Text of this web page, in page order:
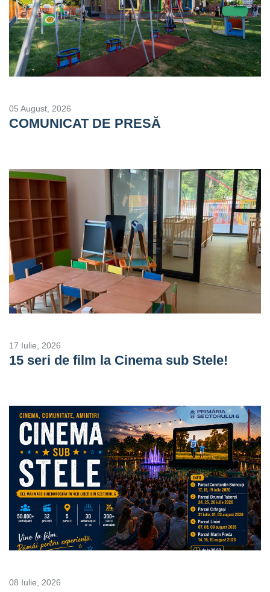
05 August, 2026
COMUNICAT DE PRESĂ
17 Iulie, 2026
15 seri de film la Cinema sub Stele!
08 Iulie, 2026